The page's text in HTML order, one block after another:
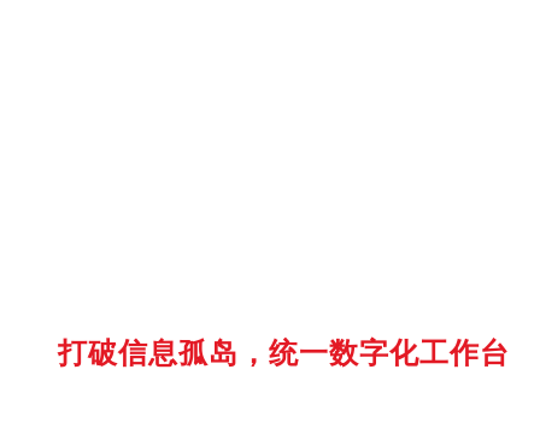
打破信息孤岛，统一数字化工作台